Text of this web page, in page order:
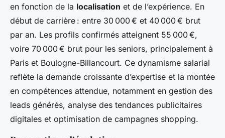
en fonction de la localisation et de l’expérience. En
début de carrière : entre 30 000 € et 40 000 € brut
par an. Les profils confirmés atteignent 55 000 €,
voire 70 000 € brut pour les seniors, principalement à
Paris et Boulogne-Billancourt. Ce dynamisme salarial
reflète la demande croissante d’expertise et la montée
en compétences attendue, notamment en gestion des
leads générés, analyse des tendances publicitaires
digitales et optimisation de campagnes shopping.